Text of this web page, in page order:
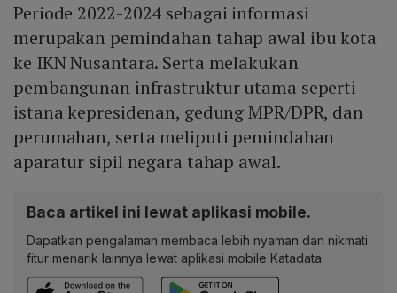
Periode 2022-2024 sebagai informasi
merupakan pemindahan tahap awal ibu kota
ke IKN Nusantara. Serta melakukan
pembangunan infrastruktur utama seperti
istana kepresidenan, gedung MPR/DPR, dan
perumahan, serta meliputi pemindahan
aparatur sipil negara tahap awal.
Baca artikel ini lewat aplikasi mobile.
Dapatkan pengalaman membaca lebih nyaman dan nikmati
fitur menarik lainnya lewat aplikasi mobile Katadata.